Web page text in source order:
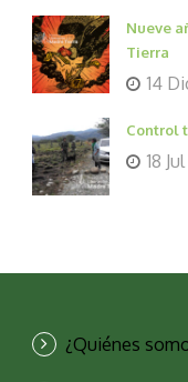
Nueve
Tierra
14
Control
18
¿Quiénes